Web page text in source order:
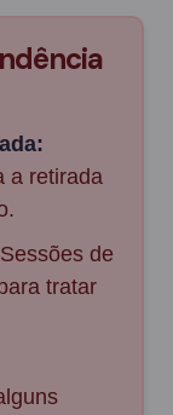
a retirada
Sessões de
tratar